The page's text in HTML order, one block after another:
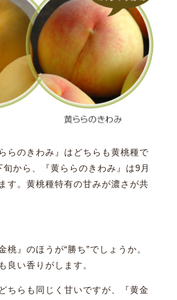
らのきわみ』はどちらも黄桃種で
旬から、『黄ららのきわみ』は9月
す。黄桃種特有の甘みが濃さが共
桃』のほうが“勝ち”でしょうか。
良い香りがします。
ちらも同じく甘いですが、『黄金